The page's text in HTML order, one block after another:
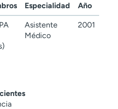
Especialidad Año
Asistente
Médico
2001